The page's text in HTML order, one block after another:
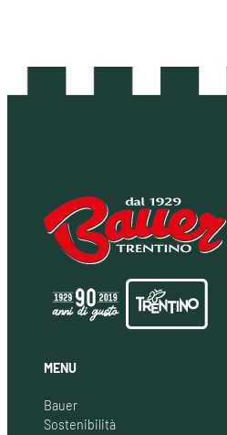
MENU
Bauer
Sostenibilità